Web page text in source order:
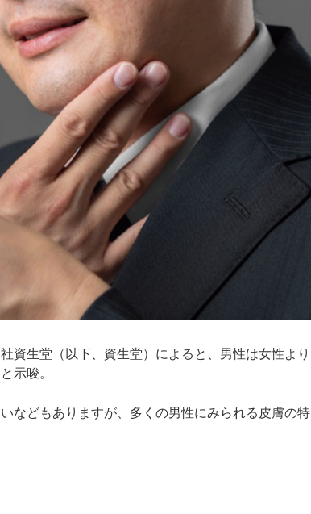
資生堂（以下、資生堂）によると、男性は女性より
示唆。
などもありますが、多くの男性にみられる皮膚の特